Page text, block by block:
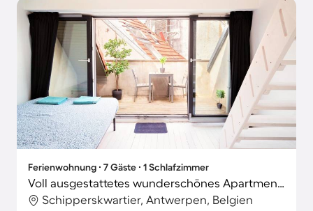
Ferienwohnung ∙ 7 Gäste ∙ 1 Schlafzimmer
Voll ausgestattetes wunderschönes Apartment mit Terrasse | Grote Markt in der Nähe
Schipperskwartier, Antwerpen, Belgien